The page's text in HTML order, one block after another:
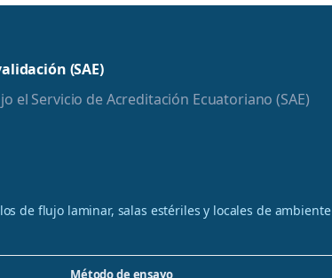
(SAE)
el Servicio de Acreditación Ecuatoriano (SAE)
de flujo laminar, salas estériles y locales de ambiente
Método de ensayo